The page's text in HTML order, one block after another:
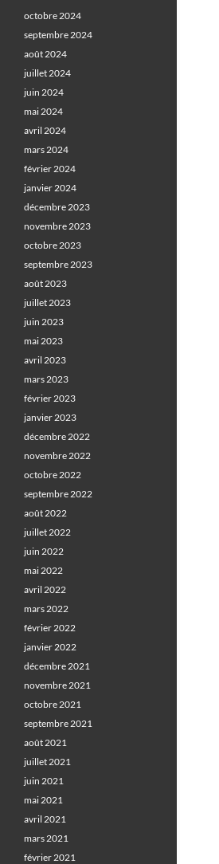
octobre 2024
septembre 2024
août 2024
juillet 2024
juin 2024
mai 2024
avril 2024
mars 2024
février 2024
janvier 2024
décembre 2023
novembre 2023
octobre 2023
septembre 2023
août 2023
juillet 2023
juin 2023
mai 2023
avril 2023
mars 2023
février 2023
janvier 2023
décembre 2022
novembre 2022
octobre 2022
septembre 2022
août 2022
juillet 2022
juin 2022
mai 2022
avril 2022
mars 2022
février 2022
janvier 2022
décembre 2021
novembre 2021
octobre 2021
septembre 2021
août 2021
juillet 2021
juin 2021
mai 2021
avril 2021
mars 2021
février 2021